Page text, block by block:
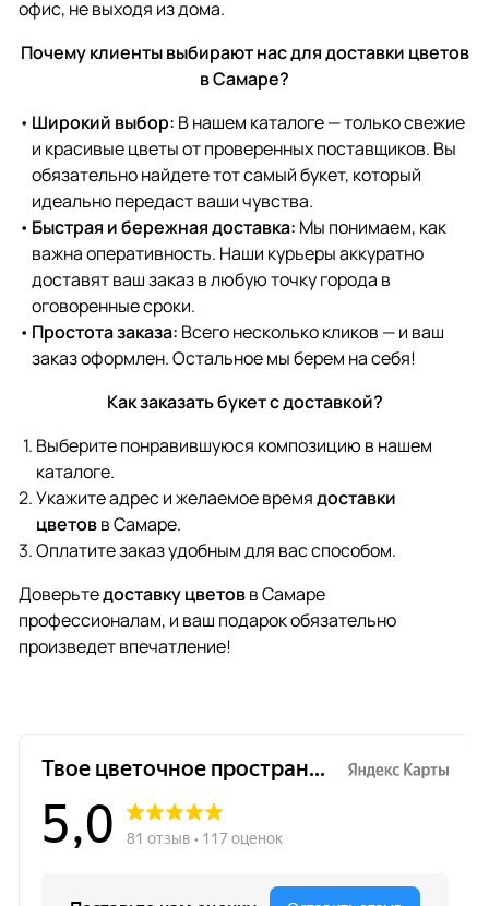
офис, не выходя из дома.
Почему клиенты выбирают нас для доставки цветов
в Самаре?
Широкий выбор: В нашем каталоге — только свежие
и красивые цветы от проверенных поставщиков. Вы
обязательно найдете тот самый букет, который
идеально передаст ваши чувства.
Быстрая и бережная доставка: Мы понимаем, как
важна оперативность. Наши курьеры аккуратно
доставят ваш заказ в любую точку города в
оговоренные сроки.
Простота заказа: Всего несколько кликов — и ваш
заказ оформлен. Остальное мы берем на себя!
Как заказать букет с доставкой?
Выберите понравившуюся композицию в нашем
каталоге.
Укажите адрес и желаемое времядоставки
цветов в Самаре.
Оплатите заказ удобным для вас способом.
Доверьтедоставку цветов в Самаре
профессионалам, и ваш подарок обязательно
произведет впечатление!